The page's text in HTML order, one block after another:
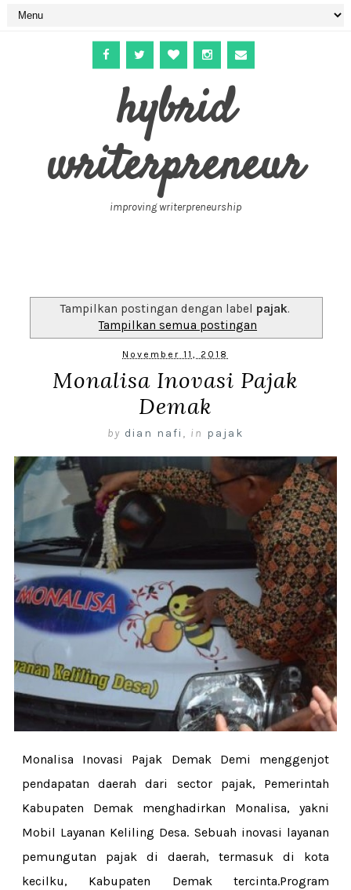
hybrid
writerpreneur
improving writerpreneurship
Tampilkan postingan dengan label pajak.
Tampilkan semua postingan
November 11, 2018
Monalisa Inovasi Pajak
Demak
by dian nafi , in pajak
Monalisa Inovasi Pajak Demak Demi menggenjot
pendapatan daerah dari sector pajak, Pemerintah
Kabupaten Demak menghadirkan Monalisa, yakni
Mobil Layanan Keliling Desa. Sebuah inovasi layanan
pemungutan pajak di daerah, termasuk di kota
kecilku, Kabupaten Demak tercinta.Program